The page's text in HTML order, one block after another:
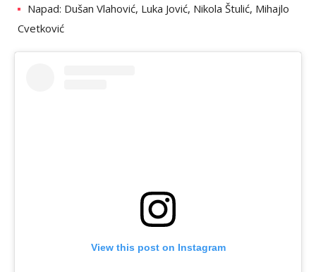
Napad: Dušan Vlahović, Luka Jović, Nikola Štulić, Mihajlo
Cvetković
View this post on Instagram